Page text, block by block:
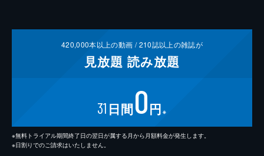
420,000本以上の動画 /210誌以上の雑誌が
見放題 読み放題
31 日間0円 ※
※無料トライアル期間終了日の翌日が属する月から月額料金が発生します。
※日割りでのご請求はいたしません。